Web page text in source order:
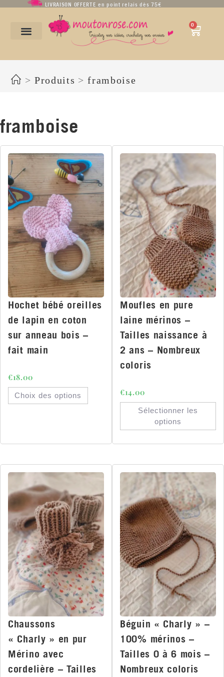
LIVRAISON OFFERTE en point relais dès 75€
0
> Produits > framboise
framboise
Hochet bébé oreilles
de lapin en coton
sur anneau bois –
fait main
€18.00
Choix des options
Moufles en pure
laine mérinos –
Tailles naissance à
2 ans – Nombreux
coloris
€14.00
Sélectionner les
options
Chaussons
« Charly » en pur
Mérino avec
cordelière – Tailles
Béguin « Charly » –
100% mérinos –
Tailles 0 à 6 mois –
Nombreux coloris